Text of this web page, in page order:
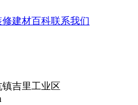
修建材百科联系我们
吉里工业区